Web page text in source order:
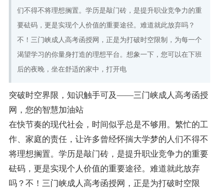
们不得不将理想搁置。学历是敲门砖，是提升职业竞争力的重
要砝码，更是实现个人价值的重要途径。难道就此放弃吗？
不！三门峡成人高考函授网，正是为打破时空限制，为每一个
渴望学习的你量身打造的理想平台。想象一下，您可以在下班
后的夜晚，坐在舒适的家中，打开电
突破时空界限，知识触手可及——三门峡成人高考函授
网，您的智慧加油站
在快节奏的现代社会，时间似乎总是不够用。繁忙的工
作、家庭的责任，让许多曾经怀揣大学梦的人们不得不
将理想搁置。学历是敲门砖，是提升职业竞争力的重要
砝码，更是实现个人价值的重要途径。难道就此放弃
吗？不！三门峡成人高考函授网，正是为打破时空限